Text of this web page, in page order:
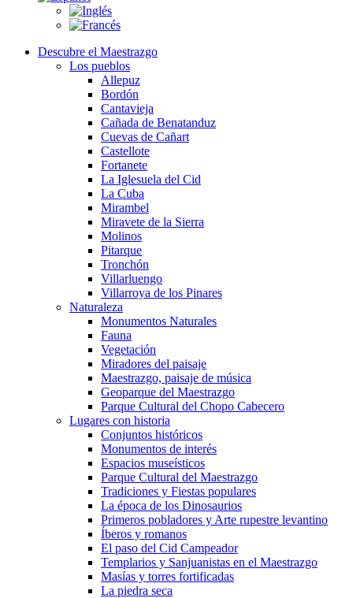
Descubre el Maestrazgo
Los pueblos
Allepuz
Bordón
Cantavieja
Cañada de Benatanduz
Cuevas de Cañart
Castellote
Fortanete
La Iglesuela del Cid
La Cuba
Mirambel
Miravete de la Sierra
Molinos
Pitarque
Tronchón
Villarluengo
Villarroya de los Pinares
Naturaleza
Monumentos Naturales
Fauna
Vegetación
Miradores del paisaje
Maestrazgo, paisaje de música
Geoparque del Maestrazgo
Parque Cultural del Chopo Cabecero
Lugares con historia
Conjuntos históricos
Monumentos de interés
Espacios museísticos
Parque Cultural del Maestrazgo
Tradiciones y Fiestas populares
La época de los Dinosaurios
Primeros pobladores y Arte rupestre levantino
Íberos y romanos
El paso del Cid Campeador
Templarios y Sanjuanistas en el Maestrazgo
Masías y torres fortificadas
La piedra seca